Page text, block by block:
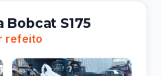
Bobcat S175
refeito